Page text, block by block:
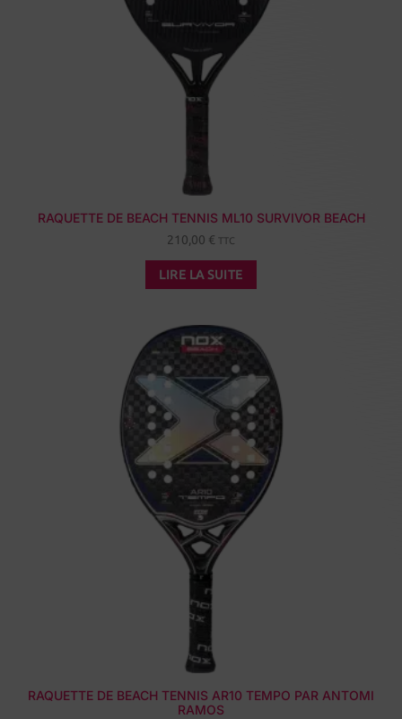
RAQUETTE DE BEACH TENNIS ML10 SURVIVOR BEACH
210,00 € TTC
LIRE LA SUITE
RAQUETTE DE BEACH TENNIS AR10 TEMPO PAR ANTOMI
RAMOS